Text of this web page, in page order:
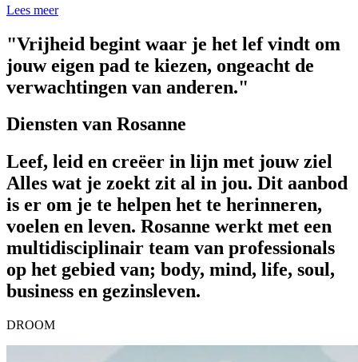
Lees meer
"Vrijheid begint waar je het lef vindt om
jouw eigen pad te kiezen, ongeacht de
verwachtingen van anderen."
Diensten van Rosanne
Leef, leid en creëer in lijn met jouw ziel
Alles wat je zoekt zit al in jou. Dit aanbod
is er om je te helpen het te herinneren,
voelen en leven. Rosanne werkt met een
multidisciplinair team van professionals
op het gebied van; body, mind, life, soul,
business en gezinsleven.
DROOM